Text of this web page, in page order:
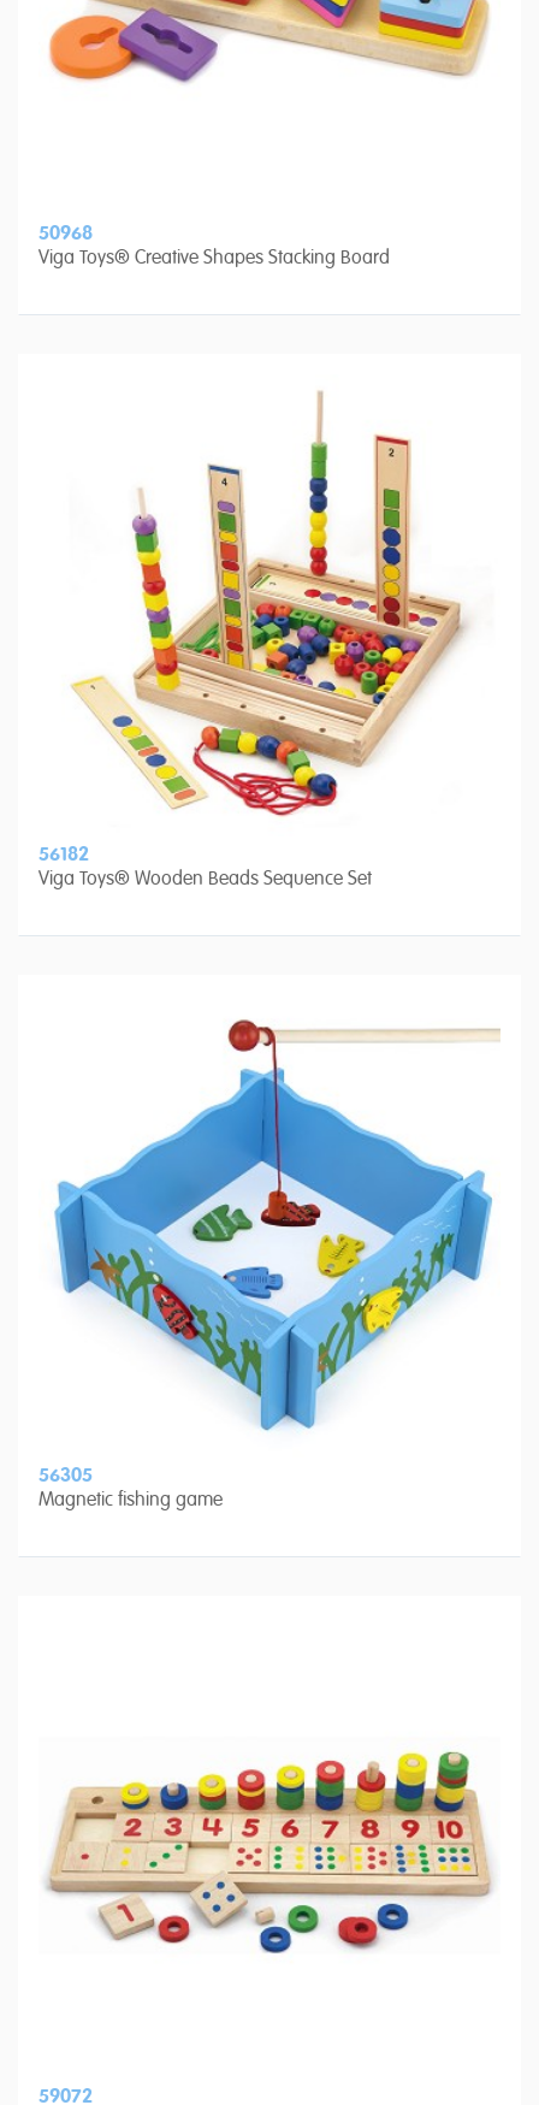
50968
Viga Toys® Creative Shapes Stacking Board
56182
Viga Toys® Wooden Beads Sequence Set
56305
Magnetic fishing game
59072